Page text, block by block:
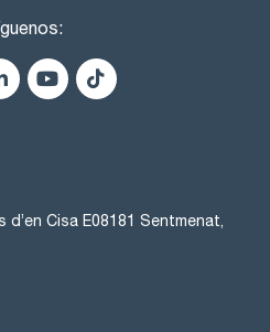
d’en Cisa E08181 Sentmenat,